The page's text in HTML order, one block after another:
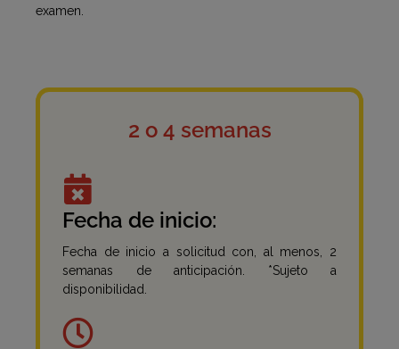
examen.
2 o 4 semanas
Fecha de inicio:
Fecha de inicio a solicitud con, al menos, 2
semanas de anticipación. *Sujeto a
disponibilidad.